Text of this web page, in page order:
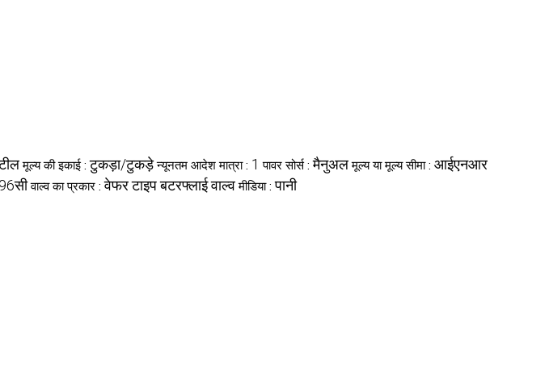
मूल्य की इकाई :टुकड़ा/टुकड़े न्यूनतम आदेश मात्रा : 1 पावर सोर्स :मैनुअल मूल्य या मूल्य सीमा : आईएनआर
वाल्व का प्रकार :वेफर टाइप बटरफ्लाई वाल्व मीडिया :पानी